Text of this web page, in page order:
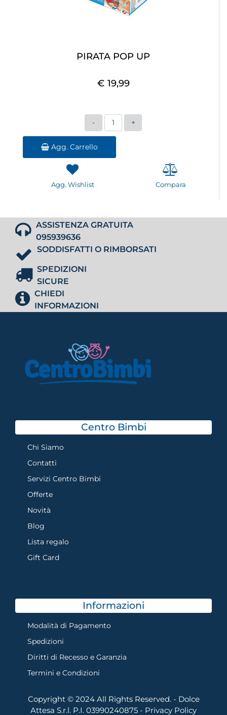
PIRATA POP UP
€ 19,99
Quantità
Agg. Carrello
Agg. Wishlist Compara
ASSISTENZA GRATUITA
095939636
SODDISFATTI O RIMBORSATI
SPEDIZIONI
SICURE
CHIEDI
INFORMAZIONI
Centro Bimbi
Chi Siamo
Contatti
Servizi Centro Bimbi
Offerte
Novità
Blog
Lista regalo
Gift Card
Informazioni
Modalità di Pagamento
Spedizioni
Diritti di Recesso e Garanzia
Termini e Condizioni
Copyright © 2024 All Rights Reserved. - Dolce
Attesa S.r.l. P.I. 03990240875 - Privacy Policy